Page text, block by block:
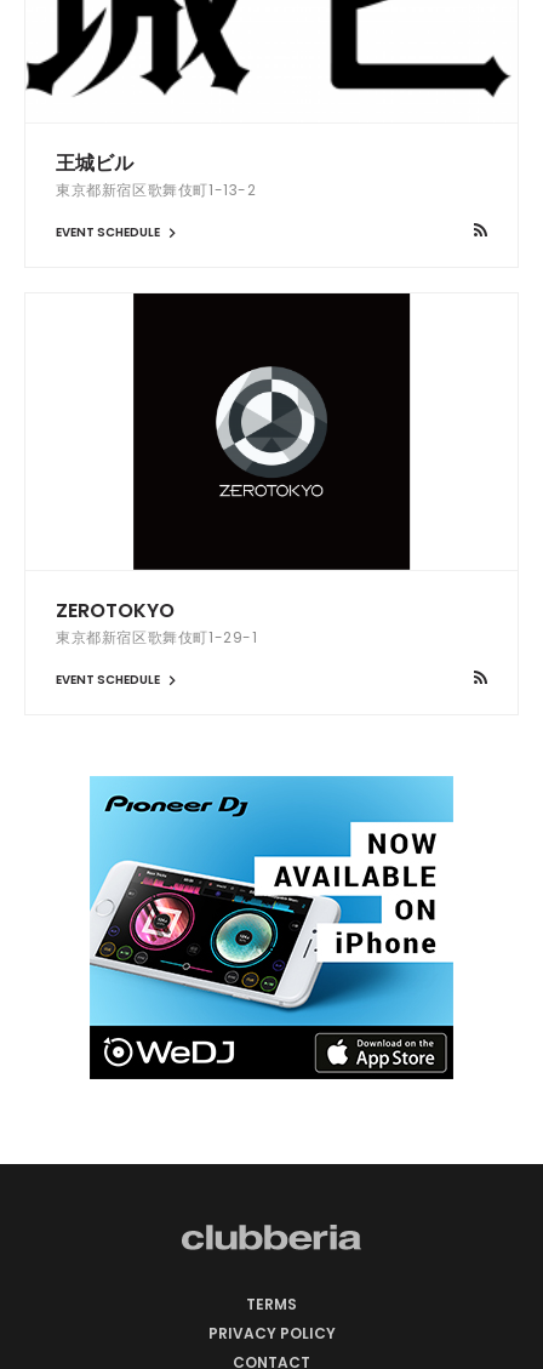
王城ビル
東京都新宿区歌舞伎町1-13-2
EVENT SCHEDULE
ZEROTOKYO
東京都新宿区歌舞伎町1-29-1
EVENT SCHEDULE
TERMS
PRIVACY POLICY
CONTACT